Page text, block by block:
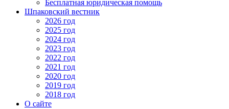
Бесплатная юридическая помощь
Шпаковский вестник
2026 год
2025 год
2024 год
2023 год
2022 год
2021 год
2020 год
2019 год
2018 год
О сайте